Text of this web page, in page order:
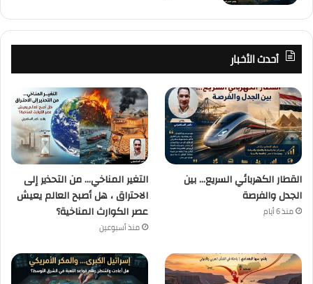
أحدث الأخبار
القطار الكهربائي السريع… بين
الجدل والفرصة
منذ 6 أيام
التغير المناخي… من التحذير إلى
الاحتراق ، هل أصبح العالم يعيش
عصر الكوارث المناخية؟
منذ أسبوعين